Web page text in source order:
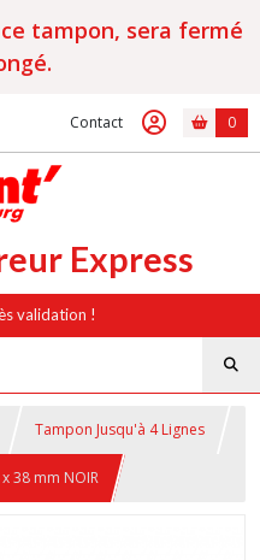
tampon, sera fermé
Contact 0
Express
validation !
Tampon Jusqu'à 4 Lignes
38 mm NOIR